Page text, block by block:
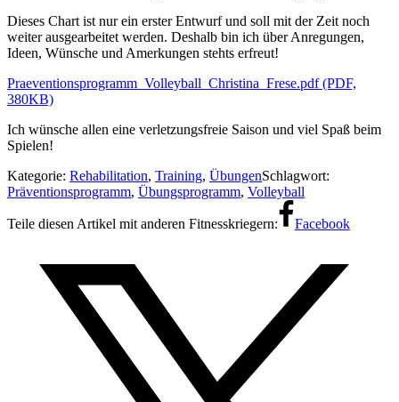
Dieses Chart ist nur ein erster Entwurf und soll mit der Zeit noch
weiter ausgearbeitet werden. Deshalb bin ich über Anregungen,
Ideen, Wünsche und Amerkungen stehts erfreut!
Praeventionsprogramm_Volleyball_Christina_Frese.pdf (PDF,
380KB)
Ich wünsche allen eine verletzungsfreie Saison und viel Spaß beim
Spielen!
Kategorie: Rehabilitation, Training, ÜbungenSchlagwort:
Präventionsprogramm, Übungsprogramm, Volleyball
Facebook